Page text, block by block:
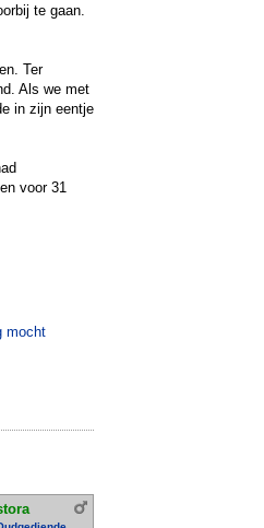
te gaan.
Ter
Als we met
in zijn eentje
voor 31
mocht